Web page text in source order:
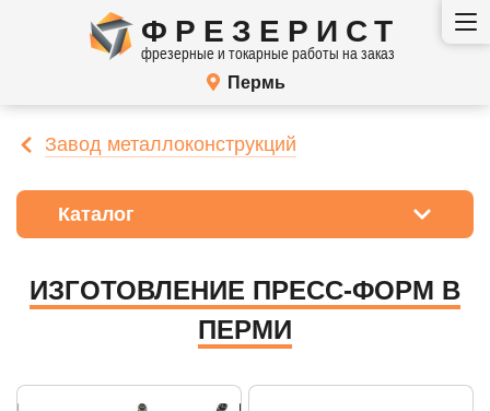
ФРЕЗЕРИСТ
фрезерные и токарные работы на заказ
Пермь
Завод металлоконструкций
Каталог
ИЗГОТОВЛЕНИЕ ПРЕСС-ФОРМ В
ПЕРМИ